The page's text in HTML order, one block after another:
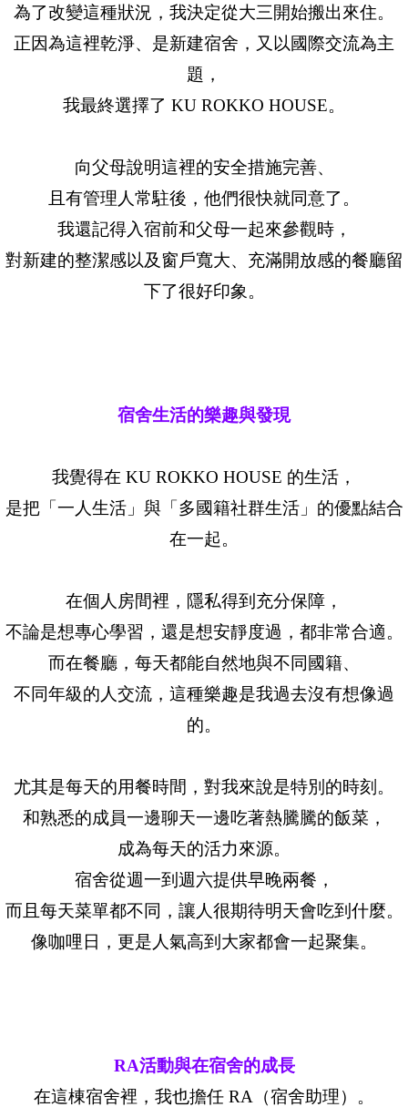
為了改變這種狀況，我決定從大三開始搬出來住。
正因為這裡乾淨、是新建宿舍，又以國際交流為主
題，
我最終選擇了 KU ROKKO HOUSE。
向父母說明這裡的安全措施完善、
且有管理人常駐後，他們很快就同意了。
我還記得入宿前和父母一起來參觀時，
對新建的整潔感以及窗戶寬大、充滿開放感的餐廳留
下了很好印象。
宿舍生活的樂趣與發現
我覺得在 KU ROKKO HOUSE 的生活，
是把「一人生活」與「多國籍社群生活」的優點結合
在一起。
在個人房間裡，隱私得到充分保障，
不論是想專心學習，還是想安靜度過，都非常合適。
而在餐廳，每天都能自然地與不同國籍、
不同年級的人交流，這種樂趣是我過去沒有想像過
的。
尤其是每天的用餐時間，對我來說是特別的時刻。
和熟悉的成員一邊聊天一邊吃著熱騰騰的飯菜，
成為每天的活力來源。
宿舍從週一到週六提供早晚兩餐，
而且每天菜單都不同，讓人很期待明天會吃到什麼。
像咖哩日，更是人氣高到大家都會一起聚集。
RA活動與在宿舍的成長
在這棟宿舍裡，我也擔任 RA（宿舍助理）。